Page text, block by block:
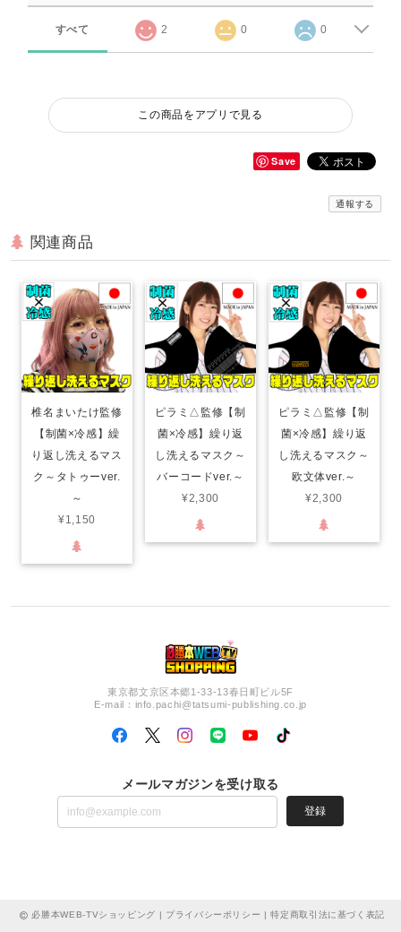
すべて 2 0 0
この商品をアプリで見る
Save
通報する
関連商品
椎名まいたけ監修
【制菌×冷感】繰
り返し洗えるマス
ク～タトゥーver.
～
¥1,150
ピラミ△監修【制
菌×冷感】繰り返
し洗えるマスク～
バーコードver.～
¥2,300
ピラミ△監修【制
菌×冷感】繰り返
し洗えるマスク～
欧文体ver.～
¥2,300
東京都文京区本郷1-33-13春日町ビル5F
E-mail： info.pachi@tatsumi-publishing.co.jp
メールマガジンを受け取る
登録
必勝本WEB-TVショッピング | プライバシーポリシー |特定商取引法に基づく表記